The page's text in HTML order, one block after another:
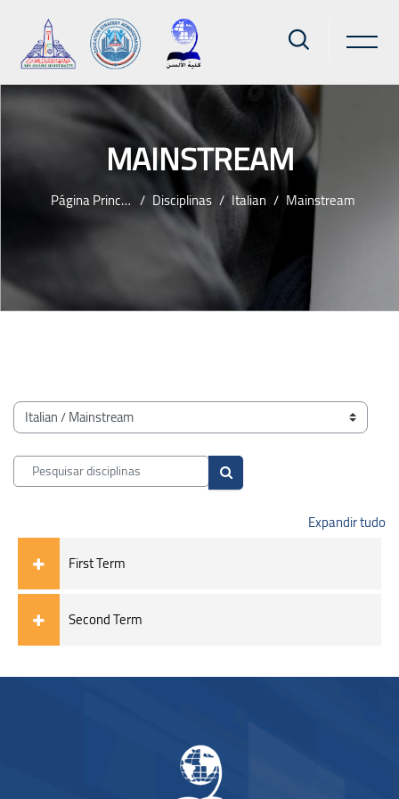
MAINSTREAM
Página Principal Disciplinas Italian Mainstream
Blocos
Categorias de disciplinas
Pesquisar disciplinas
Pesquisar disciplinas
Expandir tudo
First Term
Second Term
Blocos